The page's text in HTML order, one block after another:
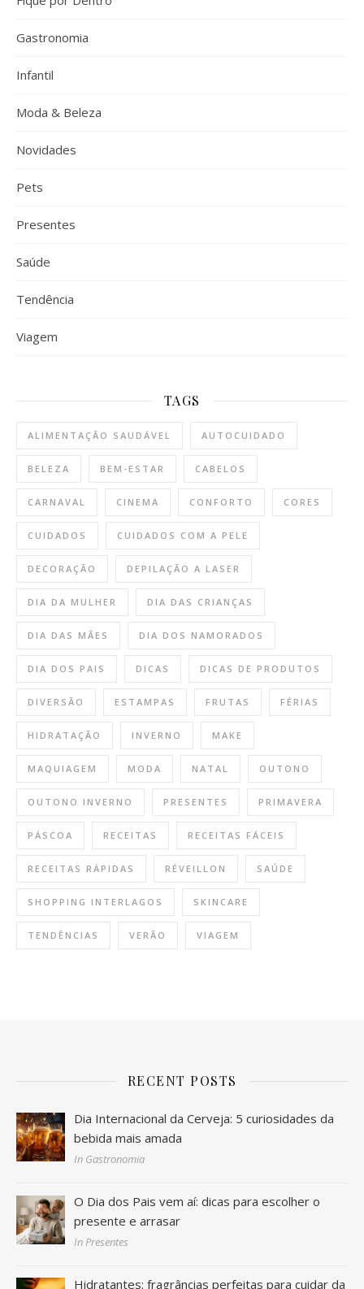
Gastronomia
Infantil
Moda & Beleza
Novidades
Pets
Presentes
Saúde
Tendência
Viagem
TAGS
ALIMENTAÇÃO SAUDÁVEL AUTOCUIDADO
BELEZA BEM-ESTAR CABELOS
CARNAVAL CINEMA CONFORTO CORES
CUIDADOS CUIDADOS COM A PELE
DECORAÇÃO DEPILAÇÃO A LASER
DIA DA MULHER DIA DAS CRIANÇAS
DIA DAS MÃES DIA DOS NAMORADOS
DIA DOS PAIS DICAS DICAS DE PRODUTOS
DIVERSÃO ESTAMPAS FRUTAS FÉRIAS
HIDRATAÇÃO INVERNO MAKE
MAQUIAGEM MODA NATAL OUTONO
OUTONO INVERNO PRESENTES PRIMAVERA
PÁSCOA RECEITAS RECEITAS FÁCEIS
RECEITAS RÁPIDAS RÉVEILLON SAÚDE
SHOPPING INTERLAGOS SKINCARE
TENDÊNCIAS VERÃO VIAGEM
RECENT POSTS
Dia Internacional da Cerveja: 5 curiosidades da
bebida mais amada
In Gastronomia
O Dia dos Pais vem aí: dicas para escolher o
presente e arrasar
In Presentes
Hidratantes: fragrâncias perfeitas para cuidar da